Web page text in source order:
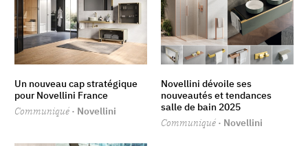
Un nouveau cap stratégique
pour Novellini France
Communiqué · Novellini
Novellini dévoile ses
nouveautés et tendances
salle de bain 2025
Communiqué · Novellini